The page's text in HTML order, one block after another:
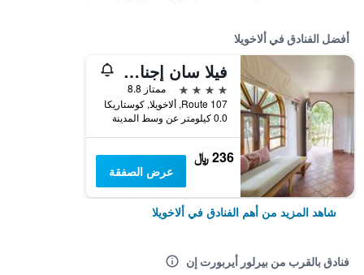
أفضل الفنادق في ألاخويلا
فيلا سان إجناسيو
4 نجوم
ممتاز 8.8
Route 107, ألاخويلا, كوستاريكا
0.0 كيلومتر عن وسط المدينة
236 ﷼
عرض الصفقة
شاهد المزيد من أهم الفنادق في ألاخويلا
فنادق بالقرب من بيرلور أيربورت إن